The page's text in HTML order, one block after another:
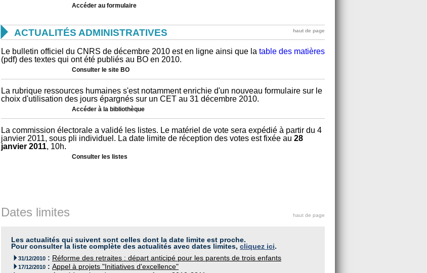
Accéder au formulaire
 ACTUALITÉS ADMINISTRATIVES haut de page
Le bulletin officiel du CNRS de décembre 2010 est en ligne ainsi que la table des matières
(pdf) des textes qui ont été publiés au BO en 2010.
Consulter le site BO
La rubrique ressources humaines s'est notamment enrichie d'un nouveau formulaire sur le
choix d'utilisation des jours épargnés sur un CET au 31 décembre 2010.
Accéder à la bibliothèque
La commission électorale a validé les listes. Le matériel de vote sera expédié à partir du 4
janvier 2011, sous pli individuel. La date limite de réception des votes est fixée au 28
janvier 2011, 10h.
Consulter les listes
Dates limites haut de page
Les actualités qui suivent sont celles dont la date limite est proche.
Pour consulter la liste complète des actualités avec dates limites, cliquez ici.
31/12/2010 : Réforme des retraites : départ anticipé pour les parents de trois enfants
17/12/2010 : Appel à projets "Initiatives d'excellence"